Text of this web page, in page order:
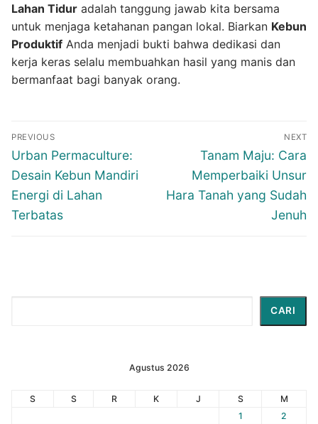
Lahan Tidur adalah tanggung jawab kita bersama
untuk menjaga ketahanan pangan lokal. Biarkan Kebun
Produktif Anda menjadi bukti bahwa dedikasi dan
kerja keras selalu membuahkan hasil yang manis dan
bermanfaat bagi banyak orang.
Navigasi
pos
PREVIOUS
Previous
post:
Urban Permaculture:
Desain Kebun Mandiri
Energi di Lahan
Terbatas
NEXT
Next
post:
Tanam Maju: Cara
Memperbaiki Unsur
Hara Tanah yang Sudah
Jenuh
CARI
Agustus 2026
S S R K J S
M
1
2